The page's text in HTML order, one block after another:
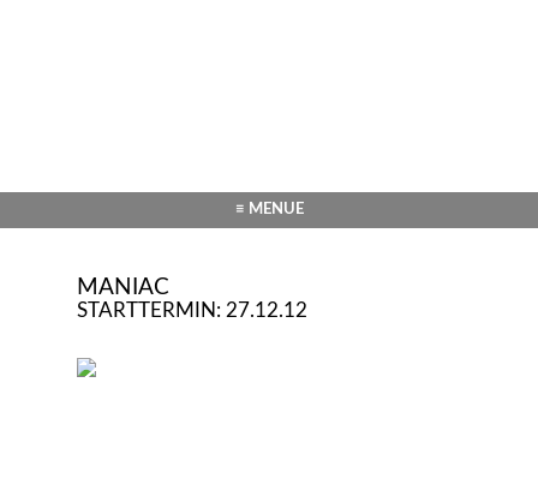
≡ MENUE
MANIAC
STARTTERMIN: 27.12.12